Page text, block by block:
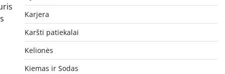
Karjera
Karšti patiekalai
Kelionės
Kiemas ir Sodas